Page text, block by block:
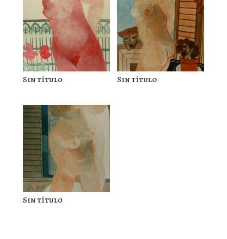
Sin título Sin título
Sin título